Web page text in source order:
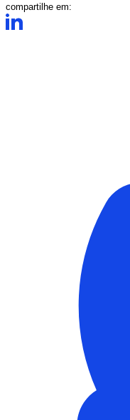
compartilhe em: